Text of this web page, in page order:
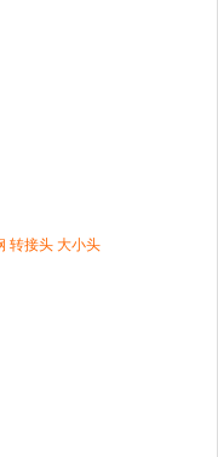
转接头 大小头